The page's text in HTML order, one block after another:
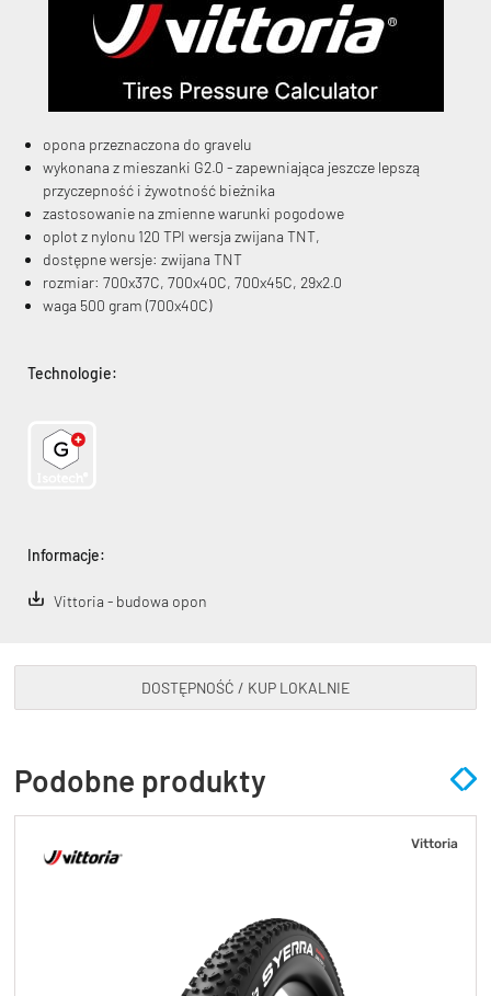
KryptoFlex Key Cable
34,90 zł* 89,00 zł*
opona przeznaczona do gravelu
wykonana z mieszanki G2.0 - zapewniająca jeszcze lepszą
przyczepność i żywotność bieżnika
zastosowanie na zmienne warunki pogodowe
oplot z nylonu 120 TPI wersja zwijana TNT,
dostępne wersje: zwijana TNT
rozmiar: 700x37C, 700x40C, 700x45C, 29x2.0
waga 500 gram (700x40C)
Technologie:
Informacje:
Vittoria - budowa opon
DOSTĘPNOŚĆ / KUP LOKALNIE
Podobne produkty
Vittoria